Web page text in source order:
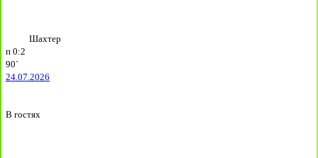
Шахтер
п 0:2
90`
24.07.2026
В гостях